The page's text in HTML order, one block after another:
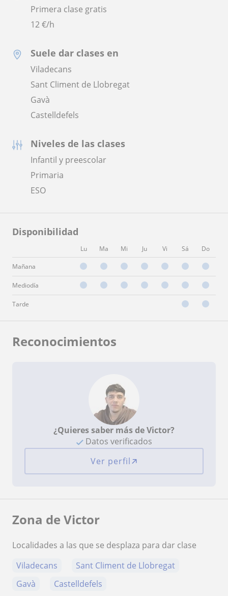
Primera clase gratis
12€/h
Suele dar clases en
Viladecans
Sant Climent de Llobregat
Gavà
Castelldefels
Niveles de las clases
Infantil y preescolar
Primaria
ESO
Disponibilidad
Lu Ma Mi Ju Vi Sá Do
Mañana
Mediodía
Tarde
Reconocimientos
¿Quieres saber más de Victor?
Datos verificados
Ver perfil
Zona de Victor
Localidades a las que se desplaza para dar clase
Viladecans
Sant Climent de Llobregat
Gavà
Castelldefels